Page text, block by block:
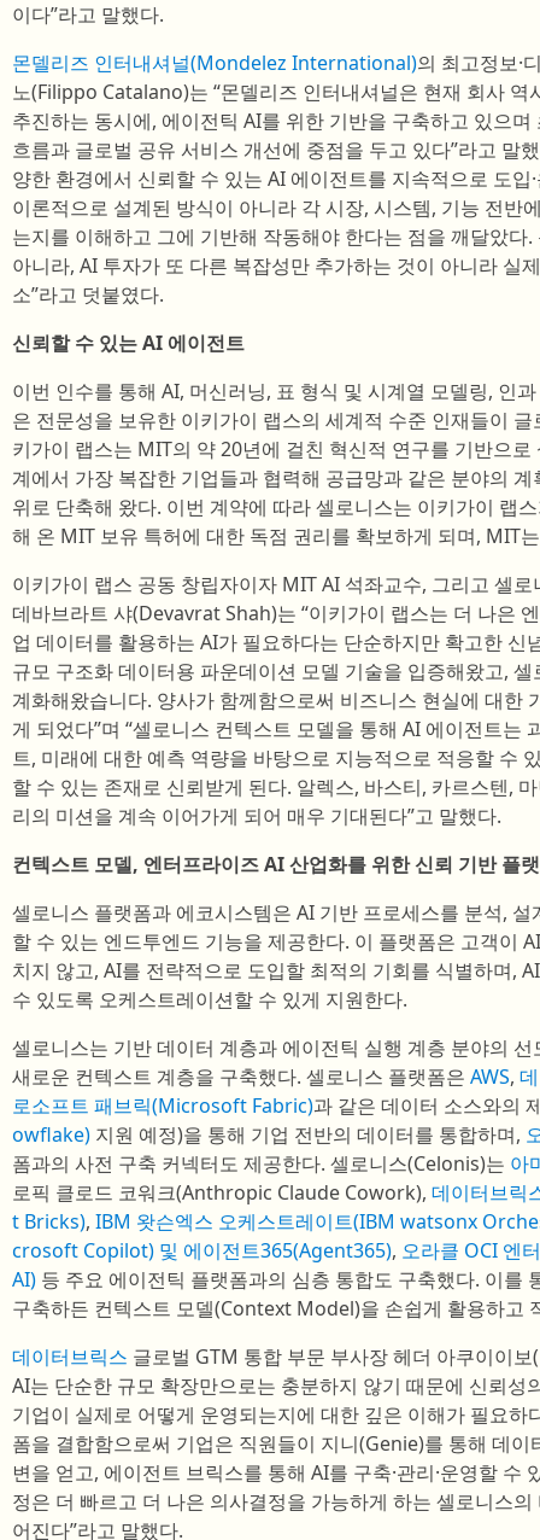
이다”라고 말했다.
몬델리즈 인터내셔널(Mondelez International)의 최고정보·
노(Filippo Catalano)는 “몬델리즈 인터내셔널은 현재 회사 역
추진하는 동시에, 에이전틱 AI를 위한 기반을 구축하고 있으
흐름과 글로벌 공유 서비스 개선에 중점을 두고 있다”라고 말
양한 환경에서 신뢰할 수 있는 AI 에이전트를 지속적으로 도
이론적으로 설계된 방식이 아니라 각 시장, 시스템, 기능 전반
는지를 이해하고 그에 기반해 작동해야 한다는 점을 깨달았다
아니라, AI 투자가 또 다른 복잡성만 추가하는 것이 아니라 실
소”라고 덧붙였다.
신뢰할 수 있는 AI 에이전트
이번 인수를 통해 AI, 머신러닝, 표 형식 및 시계열 모델링, 인
은 전문성을 보유한 이키가이 랩스의 세계적 수준 인재들이
키가이 랩스는 MIT의 약 20년에 걸친 혁신적 연구를 기반으
계에서 가장 복잡한 기업들과 협력해 공급망과 같은 분야의
위로 단축해 왔다. 이번 계약에 따라 셀로니스는 이키가이 랩
해 온 MIT 보유 특허에 대한 독점 권리를 확보하게 되며, MIT
이키가이 랩스 공동 창립자이자 MIT AI 석좌교수, 그리고 셀
데바브라트 샤(Devavrat Shah)는 “이키가이 랩스는 더 나은
업 데이터를 활용하는 AI가 필요하다는 단순하지만 확고한 신
규모 구조화 데이터용 파운데이션 모델 기술을 입증해왔고,
계화해왔습니다. 양사가 함께함으로써 비즈니스 현실에 대한
게 되었다”며 “셀로니스 컨텍스트 모델을 통해 AI 에이전트는
트, 미래에 대한 예측 역량을 바탕으로 지능적으로 적응할 수
할 수 있는 존재로 신뢰받게 된다. 알렉스, 바스티, 카르스텐,
리의 미션을 계속 이어가게 되어 매우 기대된다”고 말했다.
컨텍스트 모델, 엔터프라이즈 AI 산업화를 위한 신뢰 기반 플
셀로니스 플랫폼과 에코시스템은 AI 기반 프로세스를 분석,
할 수 있는 엔드투엔드 기능을 제공한다. 이 플랫폼은 고객이
치지 않고, AI를 전략적으로 도입할 최적의 기회를 식별하며,
수 있도록 오케스트레이션할 수 있게 지원한다.
셀로니스는 기반 데이터 계층과 에이전틱 실행 계층 분야의
새로운 컨텍스트 계층을 구축했다. 셀로니스 플랫폼은 AWS,
로소프트 패브릭(Microsoft Fabric)과 같은 데이터 소스와의
owflake) 지원 예정)을 통해 기업 전반의 데이터를 통합하며,
폼과의 사전 구축 커넥터도 제공한다. 셀로니스(Celonis)는 아
로픽 클로드 코워크(Anthropic Claude Cowork), 데이터브릭
t Bricks), IBM 왓슨엑스 오케스트레이트(IBM watsonx
crosoft Copilot) 및 에이전트365(Agent365), 오라클 OCI 엔
AI) 등 주요 에이전틱 플랫폼과의 심층 통합도 구축했다. 이를
구축하든 컨텍스트 모델(Context Model)을 손쉽게 활용하고
데이터브릭스 글로벌 GTM 통합 부문 부사장 헤더 아쿠이이
AI는 단순한 규모 확장만으로는 충분하지 않기 때문에 신뢰성
기업이 실제로 어떻게 운영되는지에 대한 깊은 이해가 필요하
폼을 결합함으로써 기업은 직원들이 지니(Genie)를 통해 데
변을 얻고, 에이전트 브릭스를 통해 AI를 구축·관리·운영할 수
정은 더 빠르고 더 나은 의사결정을 가능하게 하는 셀로니스
어진다”라고 말했다.